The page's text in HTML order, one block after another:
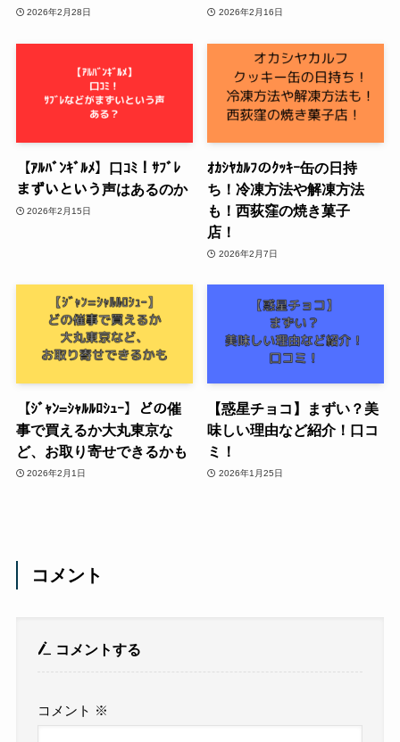
2026年2月28日 2026年2月16日
【ｱﾙﾊﾞﾝｷﾞﾙﾒ】口ｺﾐ！ｻﾌﾞﾚ
まずいという声はあるのか
2026年2月15日
ｵｶｼﾔｶﾙﾌのｸｯｷｰ缶の日持
ち！冷凍方法や解凍方法
も！西荻窪の焼き菓子
店！
2026年2月7日
【ｼﾞｬﾝ=ｼｬﾙﾙﾛｼｭｰ】どの催
事で買えるか大丸東京な
ど、お取り寄せできるかも
2026年2月1日
【惑星チョコ】まずい？美
味しい理由など紹介！口コ
ミ！
2026年1月25日
コメント
コメントする
コメント ※